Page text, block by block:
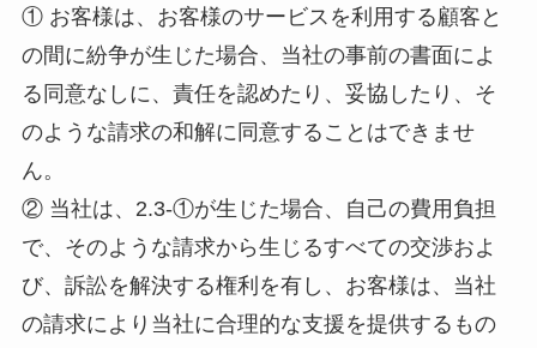
① お客様は、お客様のサービスを利用する顧客と
の間に紛争が生じた場合、当社の事前の書面によ
る同意なしに、責任を認めたり、妥協したり、そ
のような請求の和解に同意することはできませ
ん。
② 当社は、2.3-①が生じた場合、自己の費用負担
で、そのような請求から生じるすべての交渉およ
び、訴訟を解決する権利を有し、お客様は、当社
の請求により当社に合理的な支援を提供するもの